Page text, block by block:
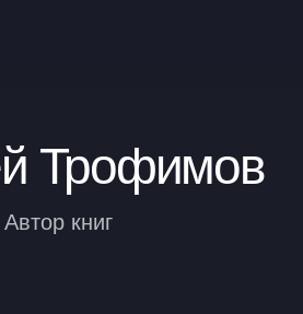
Трофимов
Автор книг